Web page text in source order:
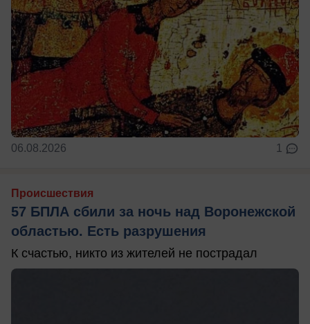
06.08.2026 1
Происшествия
57 БПЛА сбили за ночь над Воронежской
областью. Есть разрушения
К счастью, никто из жителей не пострадал